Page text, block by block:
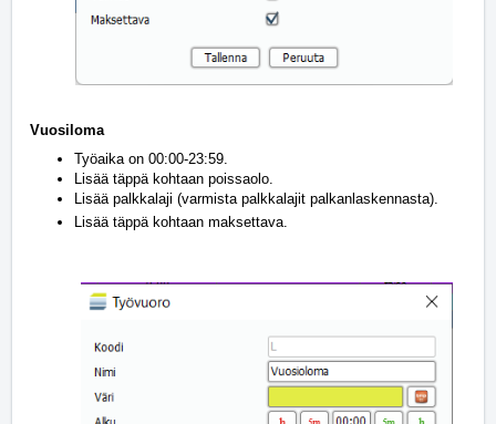
Vuosiloma
Työaika on 00:00-23:59.
Lisää täppä kohtaan poissaolo.
Lisää palkkalaji (varmista palkkalajit palkanlaskennasta).
Lisää täppä kohtaan maksettava.